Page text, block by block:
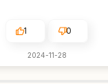
1 0
2024-11-28